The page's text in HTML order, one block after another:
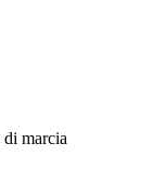
di marcia